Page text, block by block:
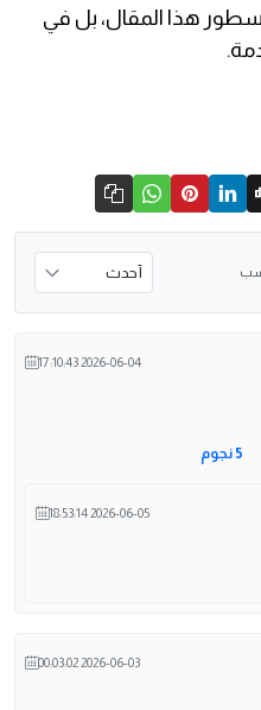
سطور هذا المقال، بل في
2026-06-04 17:10:43
5 نجوم
2026-06-05 18:53:14
2026-06-03 00:03:02